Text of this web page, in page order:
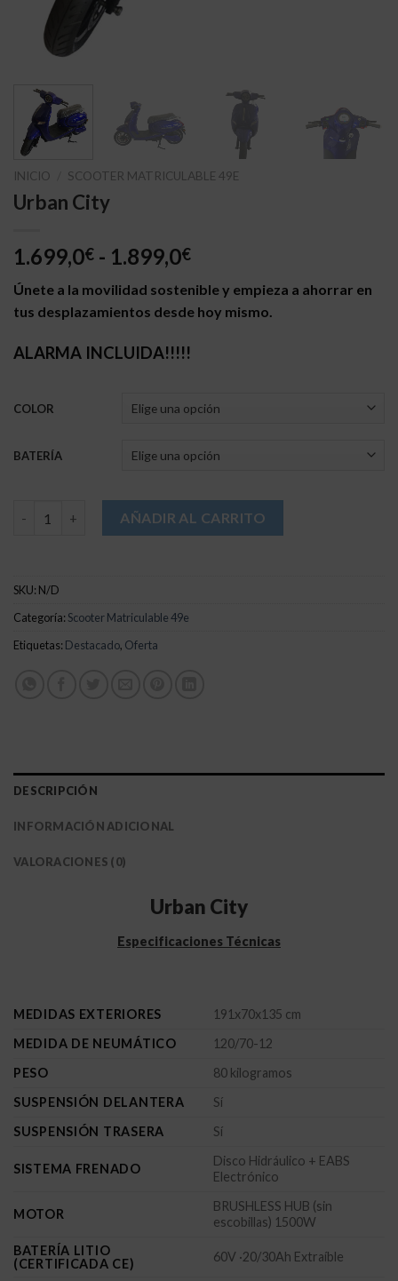
INICIO SCOOTER MATRICULABLE 49E
Urban City
1.699,0€ - 1.899,0€Rango
precios:
desde
Únete a la movilidad sostenible y empieza a ahorrar en
tus desplazamientos desde hoy mismo.
ALARMA INCLUIDA!!!!!
COLOR
BATERÍA
Urban City cantidadAÑADIR AL CARRITO
SKU: N/D
Categoría: Scooter Matriculable 49e
Etiquetas: Destacado, Oferta
DESCRIPCIÓN
INFORMACIÓN ADICIONAL
VALORACIONES (0)
Urban City
Especificaciones Técnicas
MEDIDAS EXTERIORES
191x70x135 cm
MEDIDA DE NEUMÁTICO
120/70-12
PESO
80 kilogramos
SUSPENSIÓN DELANTERA
Sí
SUSPENSIÓN TRASERA
Sí
SISTEMA FRENADO
Disco Hidráulico + EABS
Electrónico
MOTOR
BRUSHLESS HUB (sin
escobillas) 1500W
BATERÍA LITIO
(CERTIFICADA CE)
60V ·20/30Ah Extraíble